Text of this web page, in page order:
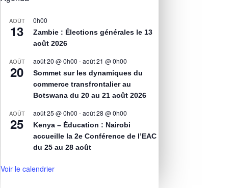
AOÛT
13
0h00
Zambie : Élections générales le 13
août 2026
AOÛT
20
août 20 @ 0h00 -août 21 @ 0h00
Sommet sur les dynamiques du
commerce transfrontalier au
Botswana du 20 au 21 août 2026
AOÛT
25
août 25 @ 0h00 -août 28 @ 0h00
Kenya – Éducation : Nairobi
accueille la 2e Conférence de l’EAC
du 25 au 28 août
Voir le calendrier